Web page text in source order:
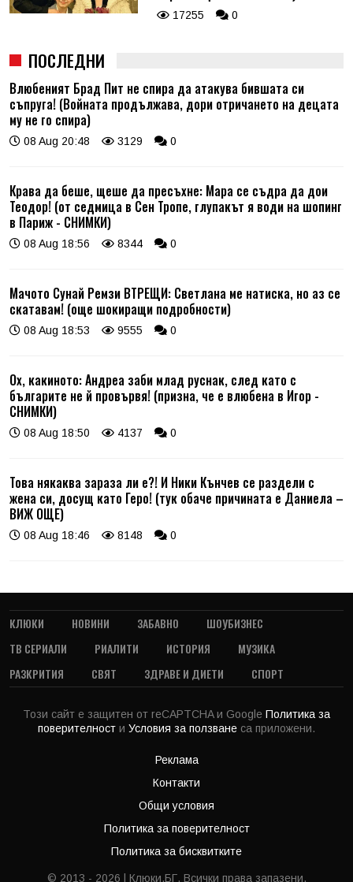
17255 0
ПОСЛЕДНИ
Влюбеният Брад Пит не спира да атакува бившата си
съпруга! (Войната продължава, дори отричането на децата
му не го спира)
08 Aug 20:48 3129 0
Крава да беше, щеше да пресъхне: Мара се съдра да дои
Теодор! (от седмица в Сен Тропе, глупакът я води на шопинг
в Париж - СНИМКИ)
08 Aug 18:56 8344 0
Мачото Сунай Ремзи ВТРЕЩИ: Светлана ме натиска, но аз се
скатавам! (още шокиращи подробности)
08 Aug 18:53 9555 0
Ох, какиното: Андреа заби млад руснак, след като с
българите не й провървя! (призна, че е влюбена в Игор -
СНИМКИ)
08 Aug 18:50 4137 0
Това някаква зараза ли е?! И Ники Кънчев се раздели с
жена си, досущ като Геро! (тук обаче причината е Даниела –
ВИЖ ОЩЕ)
08 Aug 18:46 8148 0
КЛЮКИ НОВИНИ ЗАБАВНО
ШОУБИЗНЕС
ТВ СЕРИАЛИ
РИАЛИТИ ИСТОРИЯ
МУЗИКА
РАЗКРИТИЯ
СВЯТ ЗДРАВЕ И ДИЕТИ СПОРТ
Този сайт е защитен от reCAPTCHA и Google Политика за
поверителност и Условия за ползване са приложени.
Реклама
Контакти
Общи условия
Политика за поверителност
Политика за бисквитките
© 2013 - 2026 | Клюки.БГ. Всички права запазени.